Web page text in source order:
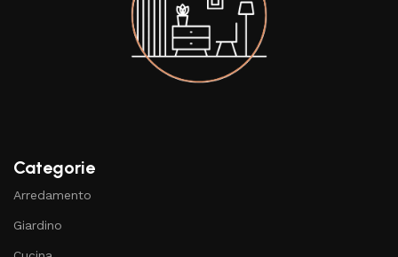
Categorie
Arredamento
Giardino